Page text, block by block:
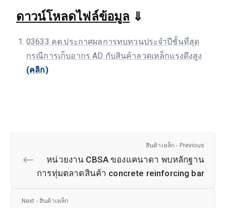
ดาวน์โหลดไฟล์ข้อมูล ⇓
03633 คต.ประกาศผลการทบทวนประจำปีชั้นที่สุด
กรณีการเก็บอากร AD กับสินค้าลวดเหล็กแรงดึงสูง
(คลิก)
สินค้าเหล็ก - Previous
หน่วยงาน CBSA ของแคนาดา พบหลักฐาน
การทุ่มตลาดสินค้า concrete reinforcing bar
Next - สินค้าเหล็ก